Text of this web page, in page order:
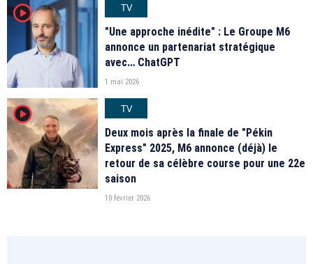
player2
TV
"Une approche inédite" : Le Groupe M6
annonce un partenariat stratégique
avec… ChatGPT
1 mai 2026
player2
TV
Deux mois après la finale de "Pékin
Express" 2025, M6 annonce (déjà) le
retour de sa célèbre course pour une 22e
saison
10 février 2026